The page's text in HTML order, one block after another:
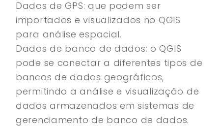
Dados de GPS: que podem ser
importados e visualizados no QGIS
para análise espacial.
Dados de banco de dados: o QGIS
pode se conectar a diferentes tipos de
bancos de dados geográficos,
permitindo a análise e visualização de
dados armazenados em sistemas de
gerenciamento de banco de dados.